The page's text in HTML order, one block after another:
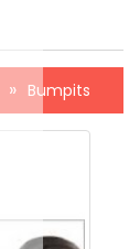
Bumpits